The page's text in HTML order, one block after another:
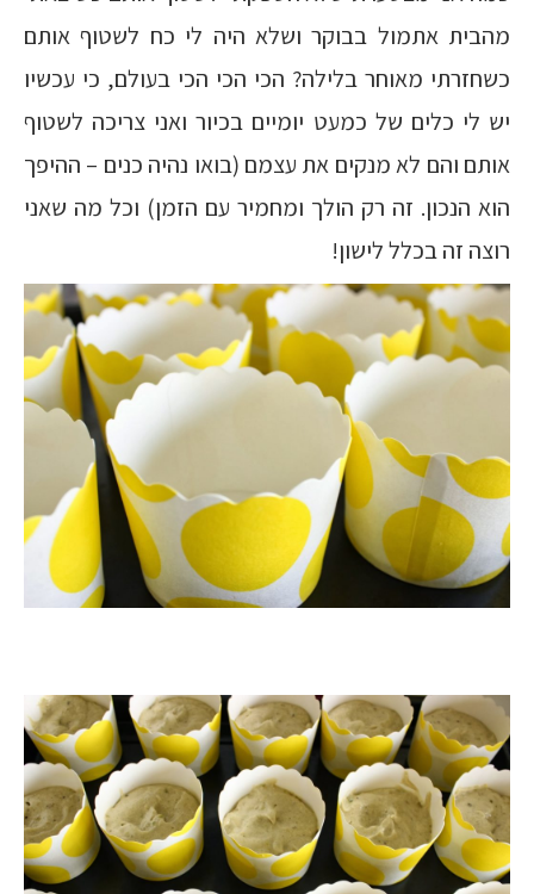
מהבית אתמול בבוקר ושלא היה לי כח לשטוף אותם
כשחזרתי מאוחר בלילה? הכי הכי הכי בעולם, כי עכשיו
יש לי כלים של כמעט יומיים בכיור ואני צריכה לשטוף
אותם והם לא מנקים את עצמם (בואו נהיה כנים – ההיפך
הוא הנכון. זה רק הולך ומחמיר עם הזמן) וכל מה שאני
רוצה זה בכלל לישון!